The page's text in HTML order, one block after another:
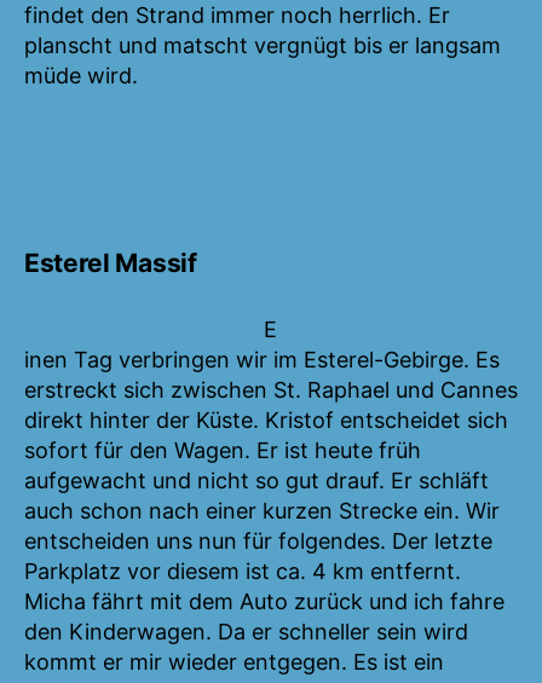
findet den Strand immer noch herrlich. Er
planscht und matscht vergnügt bis er langsam
müde wird.
Esterel Massif
E
inen Tag verbringen wir im Esterel-Gebirge. Es
erstreckt sich zwischen St. Raphael und Cannes
direkt hinter der Küste. Kristof entscheidet sich
sofort für den Wagen. Er ist heute früh
aufgewacht und nicht so gut drauf. Er schläft
auch schon nach einer kurzen Strecke ein. Wir
entscheiden uns nun für folgendes. Der letzte
Parkplatz vor diesem ist ca. 4 km entfernt.
Micha fährt mit dem Auto zurück und ich fahre
den Kinderwagen. Da er schneller sein wird
kommt er mir wieder entgegen. Es ist ein